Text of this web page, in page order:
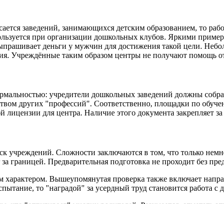
заведений, занимающихся детским образованием, то
при организации дошкольных клубов. Яркими
деньги у мужчин для достижения такой цели.
Учреждённые таким образом центры не получают помощь от
учредители дошкольных заведений должны
других "профессий". Соответственно, площадки по
для центра. Наличие этого документа закрепляет
учреждений. Сложности заключаются в том, что только
границей. Предварительная подготовка не проходит без
Вышеупомянутая проверка также включает
то "наградой" за усердный труд становится работа с